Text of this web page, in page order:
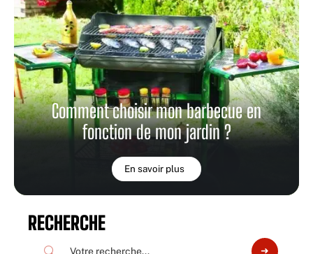
Comment choisir mon barbecue en
fonction de mon jardin ?
En savoir plus
RECHERCHE